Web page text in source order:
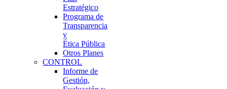
Estratégico
Programa de
Transparencia
y
Ética Pública
Otros Planes
CONTROL
Informe de
Gestión,